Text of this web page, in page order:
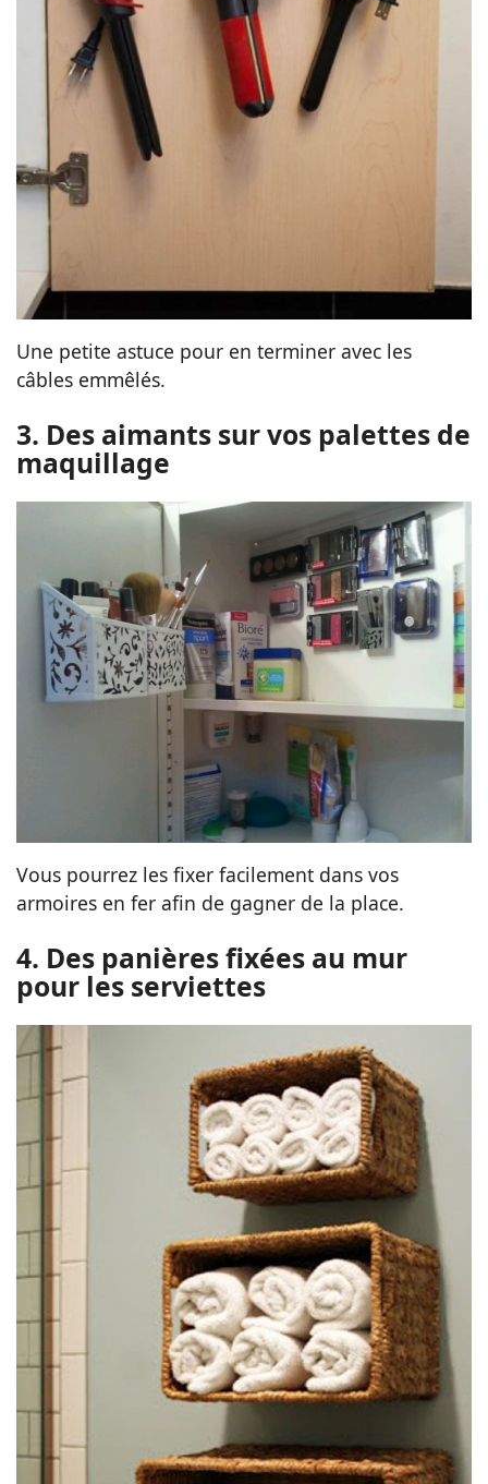
Une petite astuce pour en terminer avec les
câbles emmêlés.
3. Des aimants sur vos palettes de
maquillage
Vous pourrez les fixer facilement dans vos
armoires en fer afin de gagner de la place.
4. Des panières fixées au mur
pour les serviettes